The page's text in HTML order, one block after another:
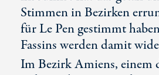
Stimmen in Bezirken
für Le Pen gestimmt
Fassins werden damit
Im Bezirk Amiens, einem